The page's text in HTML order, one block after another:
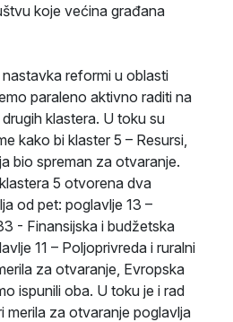
koje većina građana
reformi u oblasti
paraleno aktivno raditi na
klastera. U toku su
kako bi klaster 5 – Resursi,
bio spreman za otvaranje.
5 otvorena dva
od pet: poglavlje 13 –
- Finansijska i budžetska
11 – Poljoprivreda i ruralni
za otvaranje, Evropska
ispunili oba. U toku je i rad
merila za otvaranje poglavlja